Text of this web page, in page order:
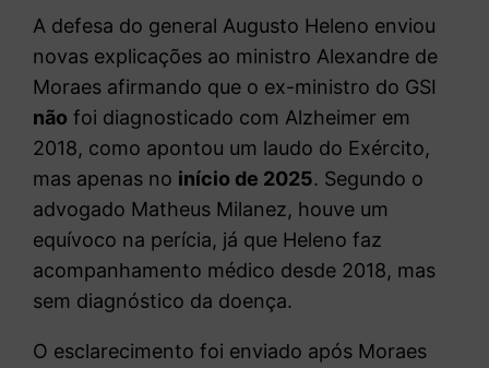
A defesa do general Augusto Heleno enviou
novas explicações ao ministro Alexandre de
Moraes afirmando que o ex-ministro do GSI
não foi diagnosticado com Alzheimer em
2018, como apontou um laudo do Exército,
mas apenas no início de 2025. Segundo o
advogado Matheus Milanez, houve um
equívoco na perícia, já que Heleno faz
acompanhamento médico desde 2018, mas
sem diagnóstico da doença.
O esclarecimento foi enviado após Moraes